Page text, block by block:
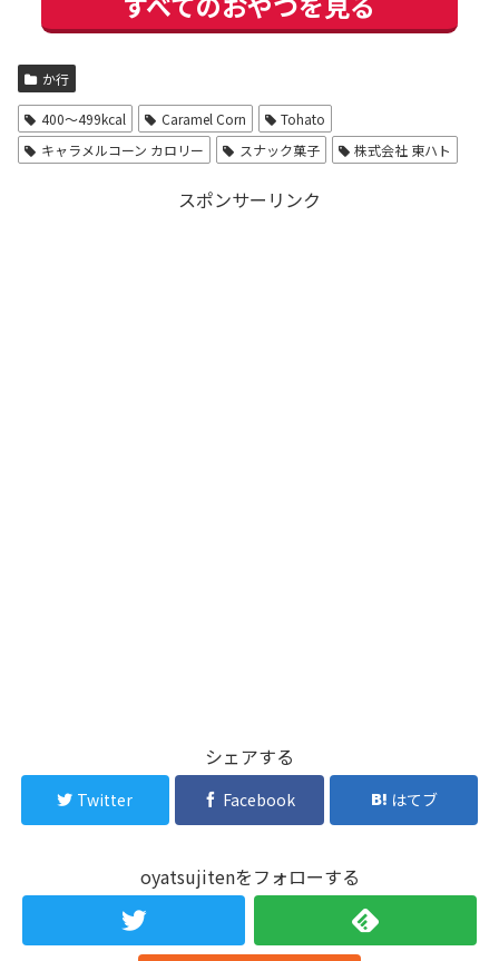
か行
400〜499kcal Caramel Corn
Tohato
キャラメルコーン カロリー
スナック菓子 株式会社 東ハト
スポンサーリンク
シェアする
Twitter Facebook はてブ
oyatsujitenをフォローする